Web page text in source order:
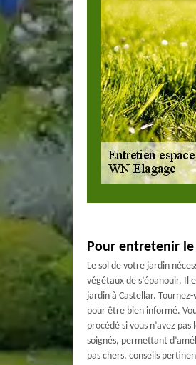
Pour entretenir
Le sol de votre jardin
végétaux de s’épanouir.
jardin à Castellar.
pour être bien informé.
procédé si vous n’avez
soignés, permettant
pas chers, conseils